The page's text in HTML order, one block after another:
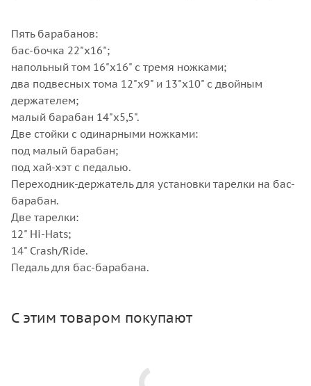
Пять барабанов:
бас-бочка 22"х16";
напольный том 16"х16" с тремя ножками;
два подвесных тома 12"х9" и 13"х10" с двойным
держателем;
малый барабан 14"х5,5".
Две стойки с одинарными ножками:
под малый барабан;
под хай-хэт с педалью.
Переходник-держатель для установки тарелки на бас-
барабан.
Две тарелки:
12" Hi-Hats;
14" Crash/Ride.
Педаль для бас-барабана.
С этим товаром покупают